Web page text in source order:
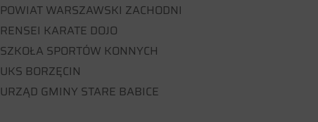
POWIAT WARSZAWSKI ZACHODNI
RENSEI KARATE DOJO
SZKOŁA SPORTÓW KONNYCH
UKS BORZĘCIN
URZĄD GMINY STARE BABICE